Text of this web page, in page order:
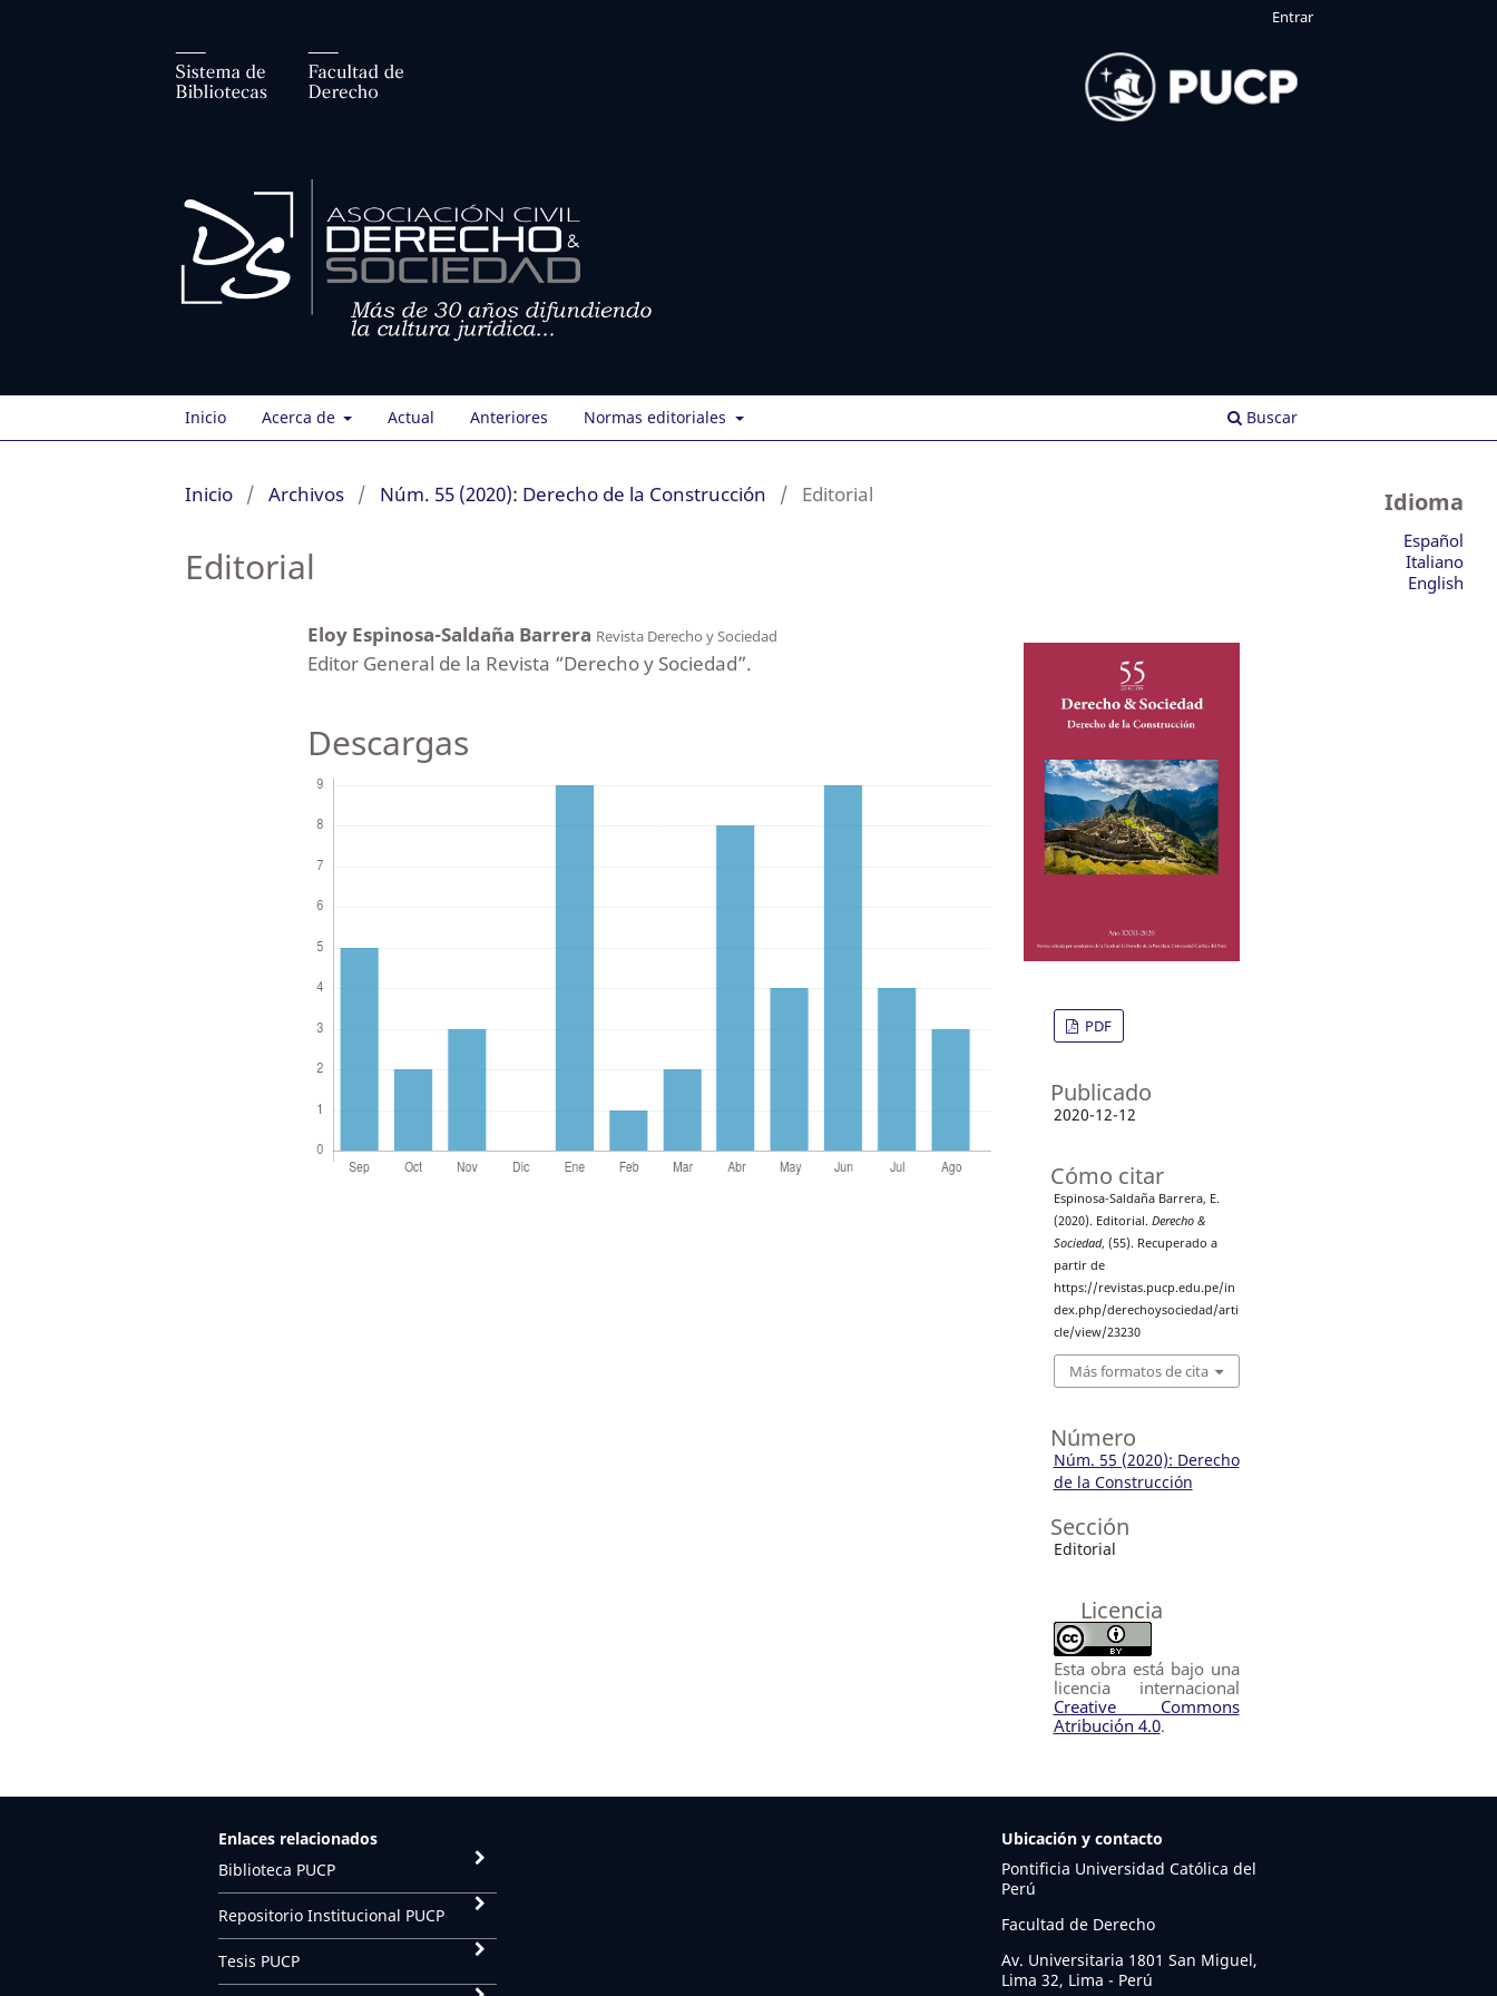
Inicio Acerca de Actual Anteriores Normas editoriales Buscar
Entrar
Inicio / Archivos / Núm. 55 (2020): Derecho de la Construcción / Editorial
Editorial
Eloy Espinosa-Saldaña Barrera Revista Derecho y Sociedad
Editor General de la Revista “Derecho y Sociedad”.
Descargas
PDF
Publicado
2020-12-12
Cómo citar
Espinosa-Saldaña Barrera, E.
(2020). Editorial. Derecho &
Sociedad, (55). Recuperado a
partir de
https://revistas.pucp.edu.pe/in
dex.php/derechoysociedad/arti
cle/view/23230
Más formatos de cita
Número
Núm. 55 (2020): Derecho
de la Construcción
Sección
Editorial
Licencia
Esta obra está bajo una
licencia internacional
Creative Commons
Atribución 4.0.
Idioma
Español
Italiano
English
Enlaces relacionados
Biblioteca PUCP
Repositorio Institucional PUCP
Tesis PUCP
Ubicación y contacto
Pontificia Universidad Católica del
Perú
Facultad de Derecho
Av. Universitaria 1801 San Miguel,
Lima 32, Lima - Perú